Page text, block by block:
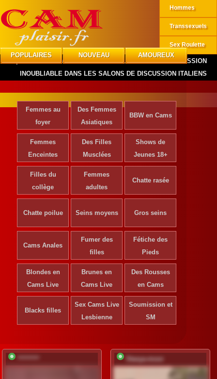
POPULAIRES NOUVEAU AMOUREUX
Hommes
Transsexuels
Sex Roulette
CAMplaisir»Informations»COMMENT LAISSER UNE IMPRESSION
INOUBLIABLE DANS LES SALONS DE DISCUSSION ITALIENS
Femmes au
foyer
Des Femmes
Asiatiques
BBW en Cams
Femmes
Enceintes
Des Filles
Musclées
Shows de
Jeunes 18+
Filles du
collège
Femmes
adultes
Chatte rasée
Chatte poilue Seins moyens Gros seins
Cams Anales
Fumer des
filles
Fétiche des
Pieds
Blondes en
Cams Live
Brunes en
Cams Live
Des Rousses
en Cams
Blacks filles
Sex Cams Live
Lesbienne
Soumission et
SM
*********
déverrouiller
Inscription
Stasya-moor